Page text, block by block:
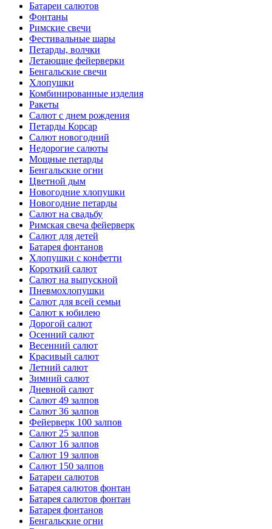
Батареи салютов
Фонтаны
Римские свечи
Фестивальные шары
Петарды, волчки
Летающие фейерверки
Бенгальские свечи
Хлопушки
Комбинированные изделия
Ракеты
Салют с днем рождения
Петарды Корсар
Салют новогодний
Недорогие салюты
Мощные петарды
Бенгальские огни
Цветной дым
Новогодние хлопушки
Новогодние петарды
Салют на свадьбу
Римская свеча фейерверк
Салют для детей
Батарея фонтанов
Хлопушки с конфетти
Короткий салют
Салют на выпускной
Пневмохлопушки
Салют для всей семьи
Салют к юбилею
Дорогой салют
Осенний салют
Весенний салют
Красивый салют
Летний салют
Зимний салют
Дневной салют
Салют 49 залпов
Салют 36 залпов
Фейерверк 100 залпов
Салют 25 залпов
Салют 16 залпов
Салют 19 залпов
Салют 150 залпов
Батареи салютов
Батарея салютов фонтан
Батарея салютов фонтан
Батарея фонтанов
Бенгальские огни